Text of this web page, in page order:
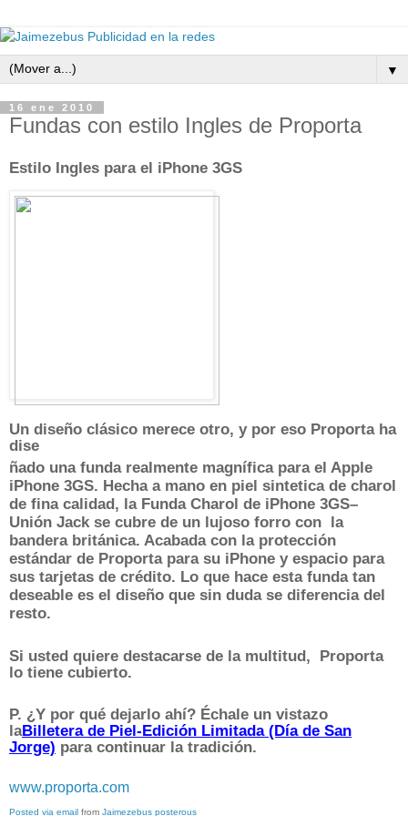
▼
16 ene 2010
Fundas con estilo Ingles de Proporta
Estilo Ingles para el iPhone 3GS
Un diseño clásico merece otro, y por eso Proporta ha
dise
ñado una funda realmente magnífica para el Apple
iPhone 3GS. Hecha a mano en piel sintetica de charol
de fina calidad, la Funda Charol de iPhone 3GS–
Unión Jack se cubre de un lujoso forro con la
bandera británica. Acabada con la protección
estándar de Proporta para su iPhone y espacio para
sus tarjetas de crédito. Lo que hace esta funda tan
deseable es el diseño que sin duda se diferencia del
resto.
Si usted quiere destacarse de la multitud, Proporta
lo tiene cubierto.
P. ¿Y por qué dejarlo ahí? Échale un vistazo
laBilletera de Piel-Edición Limitada (Día de San
Jorge) para continuar la tradición.
www.proporta.com
Posted via email from Jaimezebus posterous